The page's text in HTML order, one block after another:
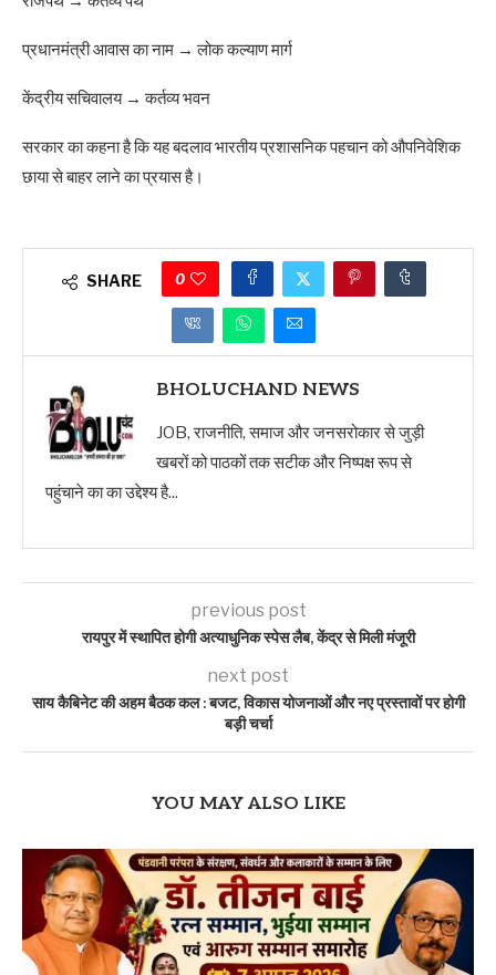
प्रधानमंत्री आवास का नाम → लोक कल्याण मार्ग
केंद्रीय सचिवालय → कर्तव्य भवन
सरकार का कहना है कि यह बदलाव भारतीय प्रशासनिक पहचान को औपनिवेशिक
छाया से बाहर लाने का प्रयास है।
SHARE 0
BHOLUCHAND NEWS
JOB, राजनीति, समाज और जनसरोकार से जुड़ी
खबरों को पाठकों तक सटीक और निष्पक्ष रूप से
पहुंचाने का का उद्देश्य है...
previous post
रायपुर में स्थापित होगी अत्याधुनिक स्पेस लैब, केंद्र से मिली मंजूरी
next post
साय कैबिनेट की अहम बैठक कल : बजट, विकास योजनाओं और नए प्रस्तावों पर होगी
बड़ी चर्चा
YOU MAY ALSO LIKE